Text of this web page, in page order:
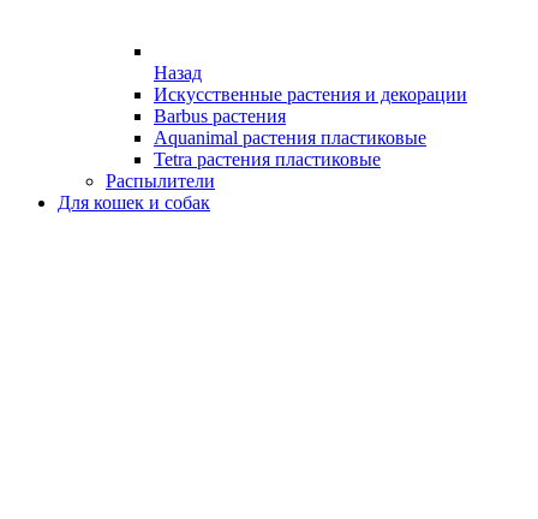
Назад
Искусственные растения и декорации
Barbus растения
Aquanimal растения пластиковые
Tetra растения пластиковые
Распылители
Для кошек и собак